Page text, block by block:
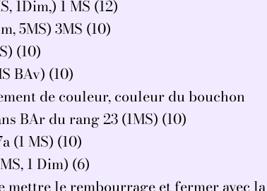
1Dim,) 1 MS (12)
5MS) 3MS (10)
(10)
BAv) (10)
de couleur, couleur du bouchon
BAr du rang 23 (1MS) (10)
(1 MS) (10)
1 Dim) (6)
mettre le rembourrage et fermer avec